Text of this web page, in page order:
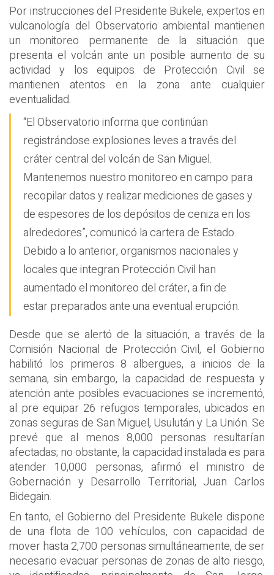
Por instrucciones del Presidente Bukele, expertos en
vulcanología del Observatorio ambiental mantienen
un monitoreo permanente de la situación que
presenta el volcán ante un posible aumento de su
actividad y los equipos de Protección Civil se
mantienen atentos en la zona ante cualquier
eventualidad.
“El Observatorio informa que continúan
registrándose explosiones leves a través del
cráter central del volcán de San Miguel.
Mantenemos nuestro monitoreo en campo para
recopilar datos y realizar mediciones de gases y
de espesores de los depósitos de ceniza en los
alrededores”, comunicó la cartera de Estado.
Debido a lo anterior, organismos nacionales y
locales que integran Protección Civil han
aumentado el monitoreo del cráter, a fin de
estar preparados ante una eventual erupción.
Desde que se alertó de la situación, a través de la
Comisión Nacional de Protección Civil, el Gobierno
habilitó los primeros 8 albergues, a inicios de la
semana, sin embargo, la capacidad de respuesta y
atención ante posibles evacuaciones se incrementó,
al pre equipar 26 refugios temporales, ubicados en
zonas seguras de San Miguel, Usulután y La Unión. Se
prevé que al menos 8,000 personas resultarían
afectadas; no obstante, la capacidad instalada es para
atender 10,000 personas, afirmó el ministro de
Gobernación y Desarrollo Territorial, Juan Carlos
Bidegain.
En tanto, el Gobierno del Presidente Bukele dispone
de una flota de 100 vehículos, con capacidad de
mover hasta 2,700 personas simultáneamente, de ser
necesario evacuar personas de zonas de alto riesgo,